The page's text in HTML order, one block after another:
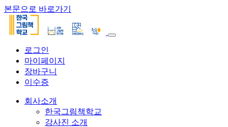
본문으로 바로가기
로그인
마이페이지
장바구니
이수증
회사소개
한국그림책학교
강사진 소개